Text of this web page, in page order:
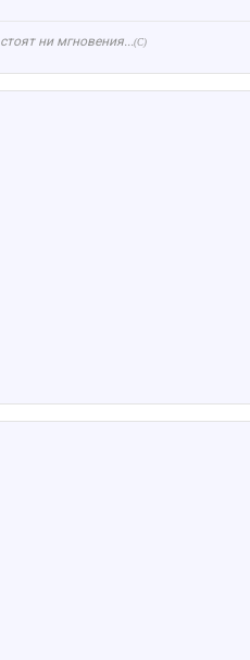
ни мгновения...(С)